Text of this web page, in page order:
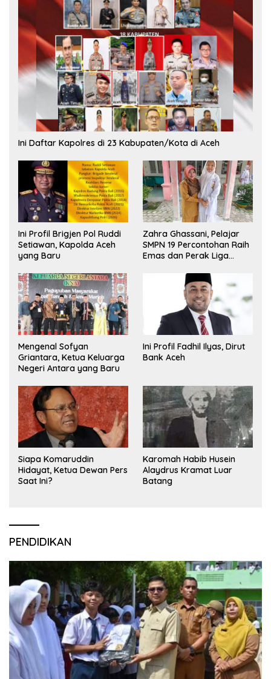
Ini Daftar Kapolres di 23 Kabupaten/Kota di Aceh
Ini Profil Brigjen Pol Ruddi
Setiawan, Kapolda Aceh
yang Baru
Zahra Ghassani, Pelajar
SMPN 19 Percontohan Raih
Emas dan Perak Liga
Mengenal Sofyan
Griantara, Ketua Keluarga
Negeri Antara yang Baru
Ini Profil Fadhil Ilyas, Dirut
Bank Aceh
Siapa Komaruddin
Hidayat, Ketua Dewan Pers
Saat Ini?
Karomah Habib Husein
Alaydrus Kramat Luar
Batang
PENDIDIKAN